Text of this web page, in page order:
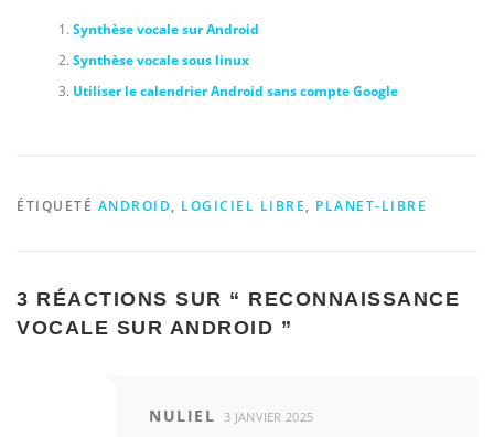
Synthèse vocale sur Android
Synthèse vocale sous linux
Utiliser le calendrier Android sans compte Google
ÉTIQUETÉ ANDROID, LOGICIEL LIBRE, PLANET-LIBRE
3 RÉACTIONS SUR “ RECONNAISSANCE
VOCALE SUR ANDROID ”
NULIEL 3 JANVIER 2025